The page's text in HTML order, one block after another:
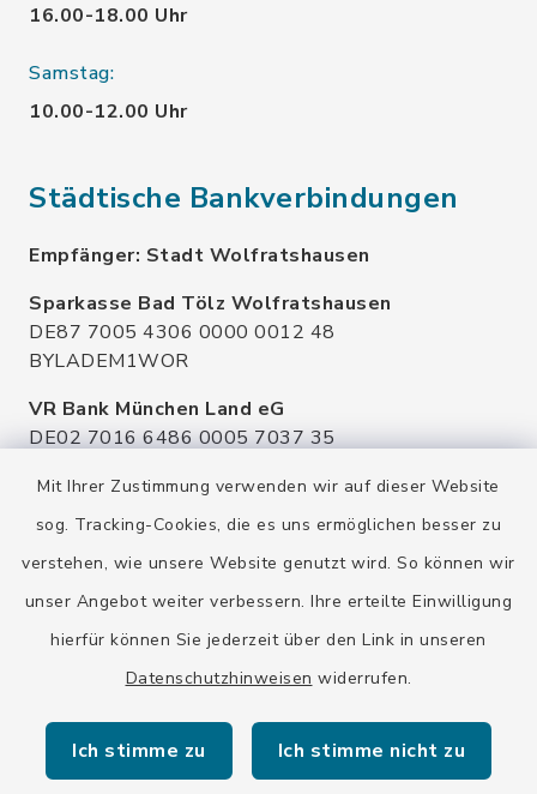
Mit Ihrer Zustimmung verwenden wir auf dieser Website
sog. Tracking-Cookies, die es uns ermöglichen besser zu
verstehen, wie unsere Website genutzt wird. So können wir
unser Angebot weiter verbessern. Ihre erteilte Einwilligung
hierfür können Sie jederzeit über den Link in unseren
Datenschutzhinweisen widerrufen.
Ich stimme zu Ich stimme nicht zu
16.00-18.00 Uhr
Samstag:
10.00-12.00 Uhr
Städtische Bankverbindungen
Empfänger: Stadt Wolfratshausen
Sparkasse Bad Tölz Wolfratshausen
DE87 7005 4306 0000 0012 48
BYLADEM1WOR
VR Bank München Land eG
DE02 7016 6486 0005 7037 35
Raiffeisenbank Isar Loisachtal eG
DE92 7016 9543 0001 0005 00
GENODEF1HHS
HypoVereinsbank
DE20 7002 0270 3630 1010 09
HYVEDEMMXXX